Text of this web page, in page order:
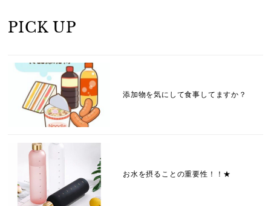
PICK UP
添加物を気にして食事してますか？
お水を摂ることの重要性！！★